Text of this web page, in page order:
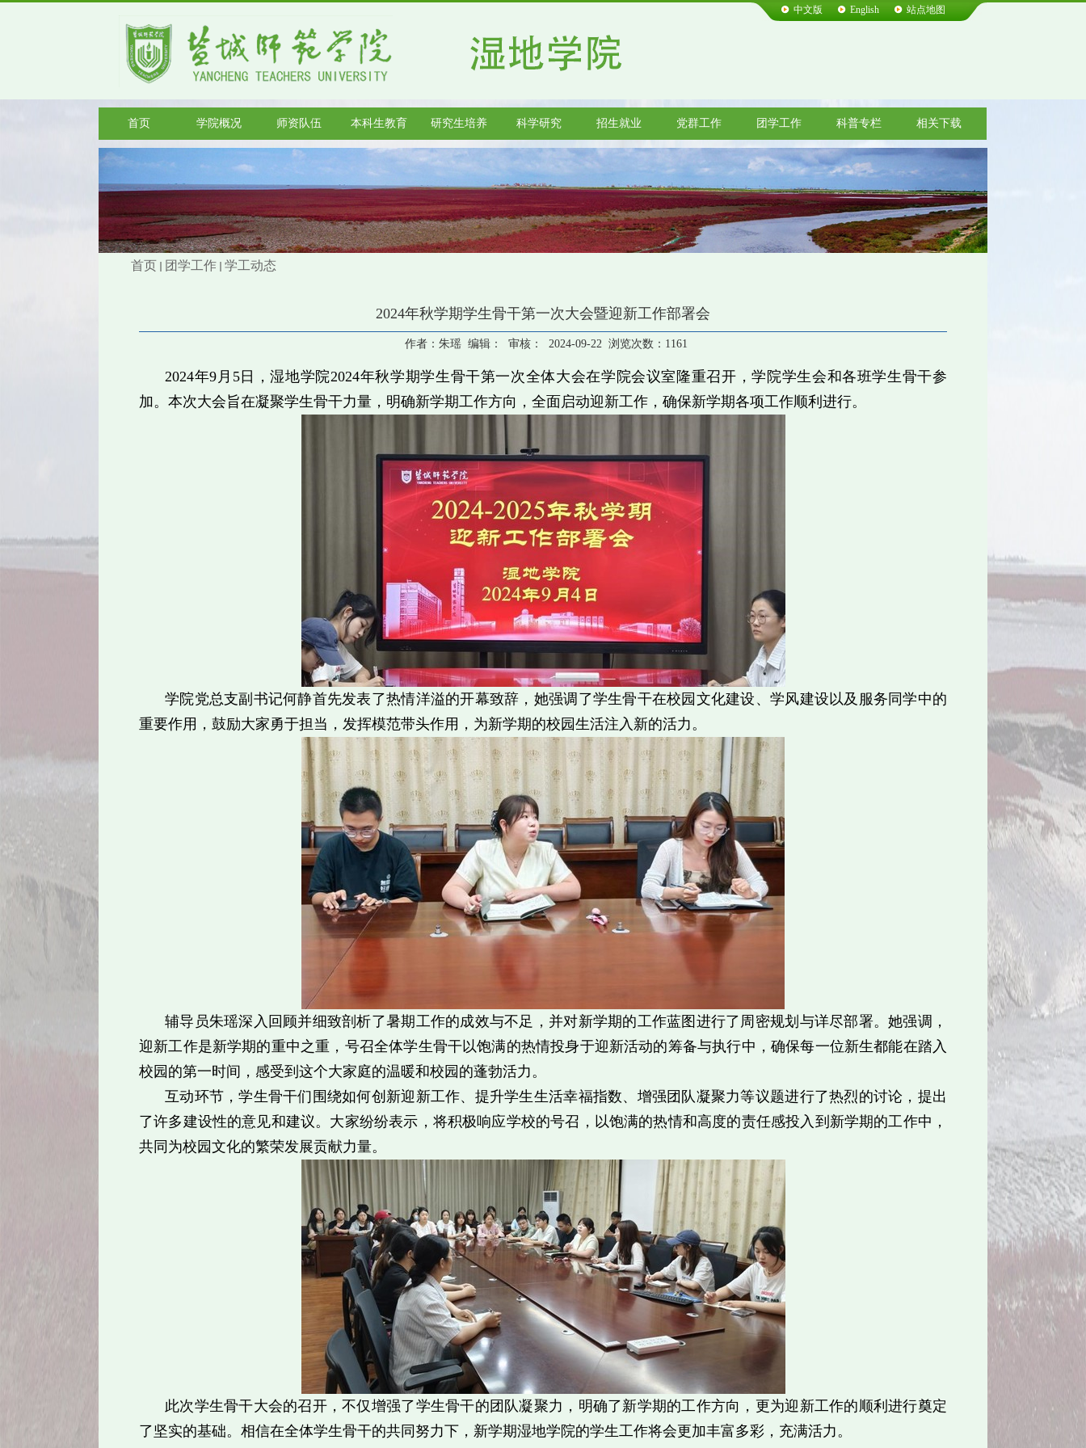
中文版 English 站点地图
首页 学院概况 师资队伍 本科生教育 研究生培养 科学研究 招生就业 党群工作 团学工作 科普专栏 相关下载
首页 团学工作 学工动态
2024年秋学期学生骨干第一次大会暨迎新工作部署会
作者：朱瑶 编辑： 审核： 2024-09-22 浏览次数： 1161
2024年9 月 5日，湿地学院2024年秋学期学生骨干第一次全体大会在学院会议室隆重召开，学院学生会和各班学生骨干参
加。本次大会旨在凝聚学生骨干力量，明确新学期工作方向，全面启动迎新工作，确保新学期各项工作顺利进行。
学院党总支副书记何静首先发表了热情洋溢的开幕致辞，她强调了学生骨干在校园文化建设、学风建设以及服务同学中的
重要作用，鼓励大家勇于担当，发挥模范带头作用，为新学期的校园生活注入新的活力。
辅导员朱瑶深入回顾并细致剖析了暑期工作的成效与不足，并对新学期的工作蓝图进行了周密规划与详尽部署。她强调，
迎新工作是新学期的重中之重，号召全体学生骨干以饱满的热情投身于迎新活动的筹备与执行中，确保每一位新生都能在踏入
校园的第一时间，感受到这个大家庭的温暖和校园的蓬勃活力。
互动环节，学生骨干们围绕如何创新迎新工作、提升学生生活幸福指数、增强团队凝聚力等议题进行了热烈的讨论，提出
了许多建设性的意见和建议。大家纷纷表示，将积极响应学校的号召，以饱满的热情和高度的责任感投入到新学期的工作中，
共同为校园文化的繁荣发展贡献力量。
此次学生骨干大会的召开，不仅增强了学生骨干的团队凝聚力，明确了新学期的工作方向，更为迎新工作的顺利进行奠定
了坚实的基础。相信在全体学生骨干的共同努力下，新学期湿地学院的学生工作将会更加丰富多彩，充满活力。